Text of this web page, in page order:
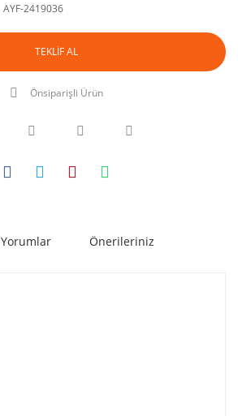
AYF-2419036
TEKLİF AL
Önsiparişli Ürün
Yorumlar Önerileriniz